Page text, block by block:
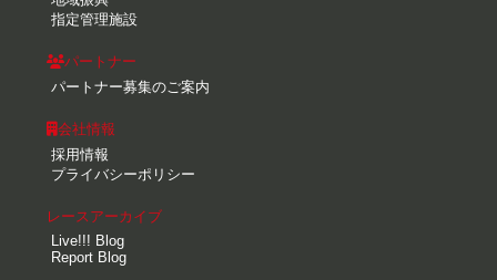
指定管理施設
パートナー
パートナー募集のご案内
会社情報
採用情報
プライバシーポリシー
レースアーカイブ
Live!!! Blog
Report Blog